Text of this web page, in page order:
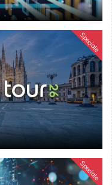
Speciale
Speciale